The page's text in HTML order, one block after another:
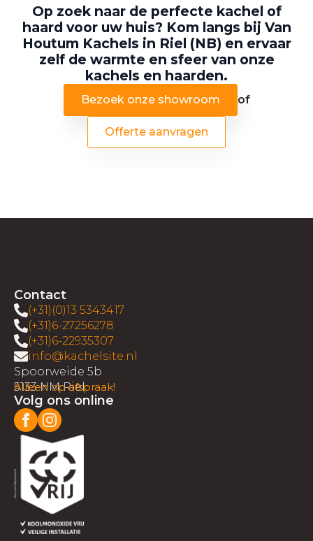
Op zoek naar de perfecte kachel of
haard voor uw huis? Kom langs bij Van
Houtum Kachels in Riel (NB) en ervaar
zelf de warmte en sfeer van onze
kachels en haarden.
Bezoek onze showroom of
Offerte aanvragen
Contact
(+31)(0)13 5343417
(+31)6-27256278
(+31)6-22935307
info@kachelsite.nl
Spoorweide 5b
5133 NM Riel
Alleen op afspraak!
Volg ons online